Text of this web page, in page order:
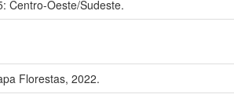
Centro-Oeste/Sudeste.
Florestas, 2022.